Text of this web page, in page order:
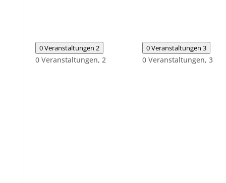
0 Veranstaltungen 2
0 Veranstaltungen, 2
0 Veranstaltungen 3
0 Veranstaltungen, 3